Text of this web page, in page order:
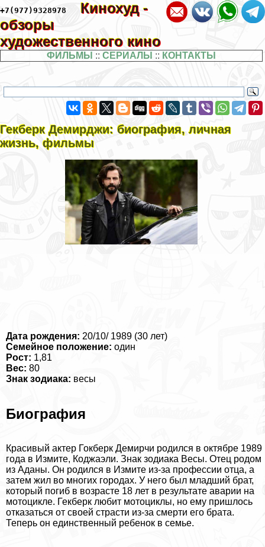
+7(977)9328978
Кинохуд -
обзоры
художественного кино
ФИЛЬМЫ :: СЕРИАЛЫ :: КОНТАКТЫ
Гекберк Демирджи: биография, личная
жизнь, фильмы
Дата рождения: 20/10/ 1989 (30 лет)
Семейное положение: один
Рост: 1,81
Вес: 80
Знак зодиака: весы
Биография
Красивый актер Гокберк Демирчи родился в октябре 1989
года в Измите, Коджаэли. Знак зодиака Весы. Отец родом
из Аданы. Он родился в Измите из-за профессии отца, а
затем жил во многих городах. У него был младший брат,
который погиб в возрасте 18 лет в результате аварии на
мотоцикле. Гекберк любит мотоциклы, но ему пришлось
отказаться от своей страсти из-за cмepти его брата.
Теперь он единственный ребенок в семье.